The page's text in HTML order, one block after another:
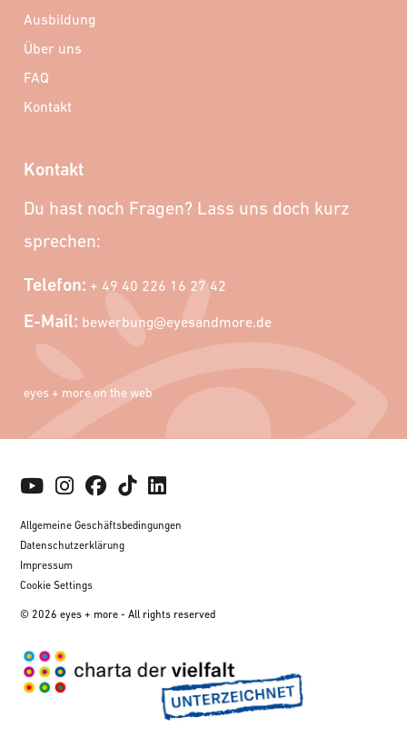
Ausbildung
Über uns
FAQ
Kontakt
Kontakt
Du hast noch Fragen? Lass uns doch kurz
sprechen:
Telefon: + 49 40 226 16 27 42
E-Mail: bewerbung@eyesandmore.de
eyes + more on the web
Allgemeine Geschäftsbedingungen
Datenschutzerklärung
Impressum
Cookie Settings
© 2026 eyes + more - All rights reserved